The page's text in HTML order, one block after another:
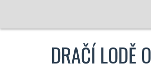
DRAČÍ LODĚ